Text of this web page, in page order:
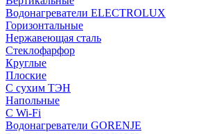
Водонагреватели ELECTROLUX
Горизонтальные
Нержавеющая сталь
Стеклофарфор
Круглые
Плоские
С сухим ТЭН
Напольные
С Wi-Fi
Водонагреватели GORENJE